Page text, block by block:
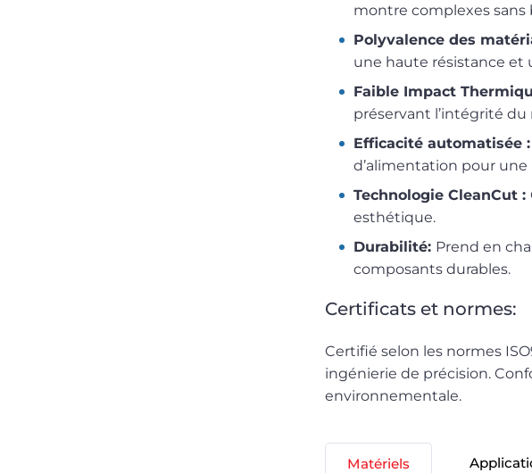
montre complexes sans
Polyvalence des
une haute résistance et
Faible Impact
préservant l’intégrité du
Efficacité automatisée :
d’alimentation pour
Technologie CleanCut :
esthétique.
Durabilité: Prend en
composants durables.
Certificats et normes:
Certifié selon les normes
ingénierie de précision.
environnementale.
Matériels